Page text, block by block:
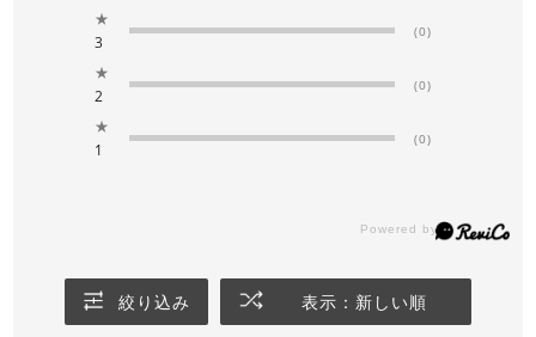
★
3
(0)
★
2
(0)
★
1
(0)
絞り込み 表示：新しい順